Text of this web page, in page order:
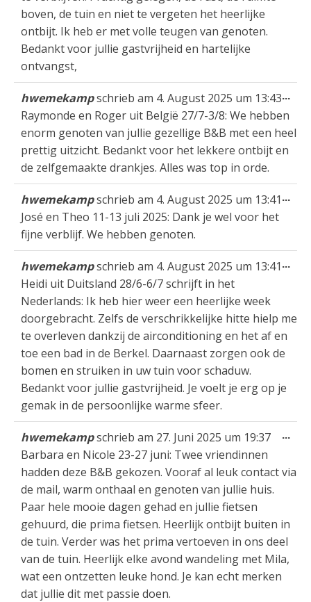
boven, de tuin en niet te vergeten het heerlijke
ontbijt. Ik heb er met volle teugen van genoten.
Bedankt voor jullie gastvrijheid en hartelijke
ontvangst,
hwemekampschrieb am 4. August 2025 um 13:43
Raymonde en Roger uit België 27/7-3/8: We hebben
enorm genoten van jullie gezellige B&B met een heel
prettig uitzicht. Bedankt voor het lekkere ontbijt en
de zelfgemaakte drankjes. Alles was top in orde.
...
hwemekampschrieb am 4. August 2025 um 13:41
José en Theo 11-13 juli 2025: Dank je wel voor het
fijne verblijf. We hebben genoten.
...
hwemekampschrieb am 4. August 2025 um 13:41
Heidi uit Duitsland 28/6-6/7 schrijft in het
Nederlands: Ik heb hier weer een heerlijke week
doorgebracht. Zelfs de verschrikkelijke hitte hielp me
te overleven dankzij de airconditioning en het af en
toe een bad in de Berkel. Daarnaast zorgen ook de
bomen en struiken in uw tuin voor schaduw.
Bedankt voor jullie gastvrijheid. Je voelt je erg op je
gemak in de persoonlijke warme sfeer.
...
hwemekampschrieb am 27. Juni 2025 um 19:37
Barbara en Nicole 23-27 juni: Twee vriendinnen
hadden deze B&B gekozen. Vooraf al leuk contact via
de mail, warm onthaal en genoten van jullie huis.
Paar hele mooie dagen gehad en jullie fietsen
gehuurd, die prima fietsen. Heerlijk ontbijt buiten in
de tuin. Verder was het prima vertoeven in ons deel
van de tuin. Heerlijk elke avond wandeling met Mila,
wat een ontzetten leuke hond. Je kan echt merken
dat jullie dit met passie doen.
...